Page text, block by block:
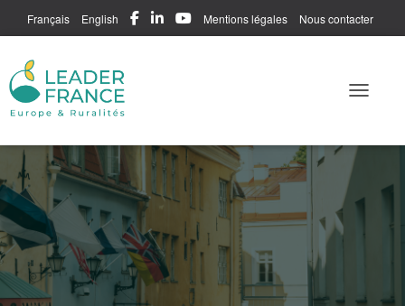
Français English Mentions légales Nous contacter